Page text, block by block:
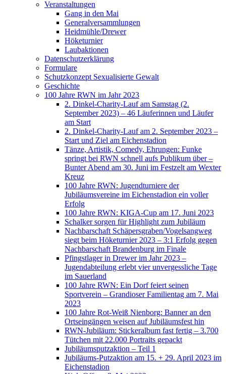
Veranstaltungen
Gang in den Mai
Generalversammlungen
Heidmühle/Drewer
Höketurnier
Laubaktionen
Datenschutzerklärung
Formulare
Schutzkonzept Sexualisierte Gewalt
Geschichte
100 Jahre RWN im Jahr 2023
2. Dinkel-Charity-Lauf am Samstag (2.
September 2023) – 46 Läuferinnen und Läufer
am Start
2. Dinkel-Charity-Lauf am 2. September 2023 –
Start und Ziel am Eichenstadion
Tänze, Artistik, Comedy, Ehrungen: Funke
springt bei RWN schnell aufs Publikum über –
Bunter Abend am 30. Juni im Festzelt am Wexter
Kreuz
100 Jahre RWN: Jugendturniere der
Jubiläumsvereine im Eichenstadion ein voller
Erfolg
100 Jahre RWN: KIGA-Cup am 17. Juni 2023
Schalker sorgen für Highlight zum Jubiläum
Nachbarschaft Schäpersgraben/Vogelsangweg
siegt beim Höketurnier 2023 – 3:1 Erfolg gegen
Nachbarschaft Brandenburg im Finale
Pfingstlager in Drewer im Jahr 2023 –
Jugendabteilung erlebt vier unvergessliche Tage
im Sauerland
100 Jahre RWN: Ein Dorf feiert seinen
Sportverein – Grandioser Familientag am 7. Mai
2023
100 Jahre Rot-Weiß Nienborg: Banner an den
Ortseingängen weisen auf Jubiläumsfest hin
RWN-Jubiläum: Stickeralbum fast fertig – 3.700
Tütchen mit 22.000 Portraits gepackt
Jubiläumsputzaktion – Teil 1
Jubiläums-Putzaktion am 15. + 29. April 2023 im
Eichenstadion